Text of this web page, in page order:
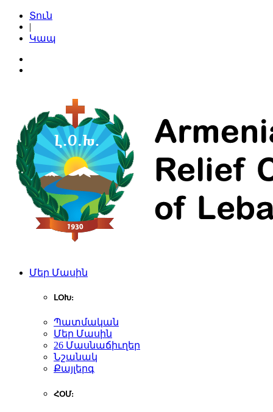
Տուն
|
Կապ
Մեր Մասին
ԼՕԽ:
Պատմական
Մեր Մասին
26 Մասնաճիւղեր
Նշանակ
Քայլերգ
ՀՕՄ: